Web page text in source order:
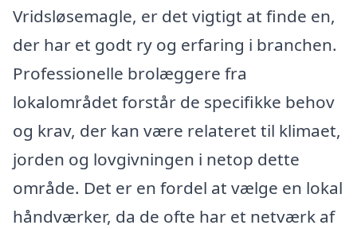
Vridsløsemagle, er det vigtigt at finde en,
der har et godt ry og erfaring i branchen.
Professionelle brolæggere fra
lokalområdet forstår de specifikke behov
og krav, der kan være relateret til klimaet,
jorden og lovgivningen i netop dette
område. Det er en fordel at vælge en lokal
håndværker, da de ofte har et netværk af